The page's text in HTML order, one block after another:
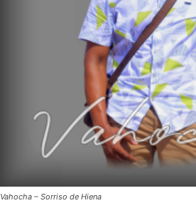
Vahocha – Sorriso de Hiena